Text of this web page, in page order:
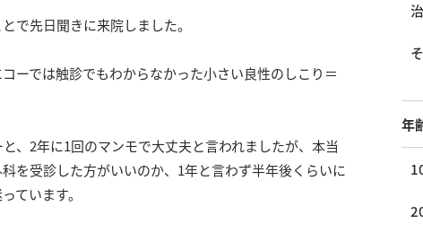
で先日聞きに来院しました。
ーでは触診でもわからなかった小さい良性のしこり＝
、2年に1回のマンモで大丈夫と言われましたが、本当
を受診した方がいいのか、1年と言わず半年後くらいに
ています。
年